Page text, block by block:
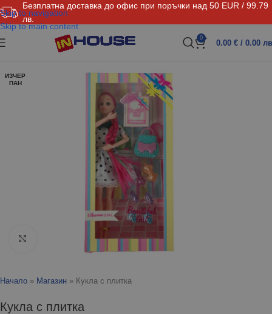
Безплатна доставка до офис при поръчки над 50 EUR / 99.79
лв.
Skip to navigation
Skip to main content
0
0.00 € / 0.00
ИЗЧЕР
ПАН
Click to enlarge
Начало » Магазин » Кукла с плитка
Кукла с плитка